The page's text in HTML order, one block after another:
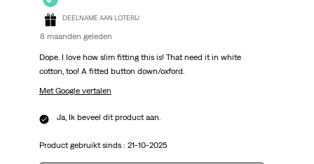
DEELNAME AAN LOTERIJ
8 maanden geleden
Dope. I love how slim fitting this is! That need it in white
cotton, too! A fitted button down/oxford.
Met Google vertalen
Ja, Ik beveel dit product aan.
Product gebruikt sinds : 21-10-2025